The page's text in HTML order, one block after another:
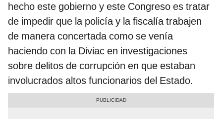
hecho este gobierno y este Congreso es tratar
de impedir que la policía y la fiscalía trabajen
de manera concertada como se venía
haciendo con la Diviac en investigaciones
sobre delitos de corrupción en que estaban
involucrados altos funcionarios del Estado.